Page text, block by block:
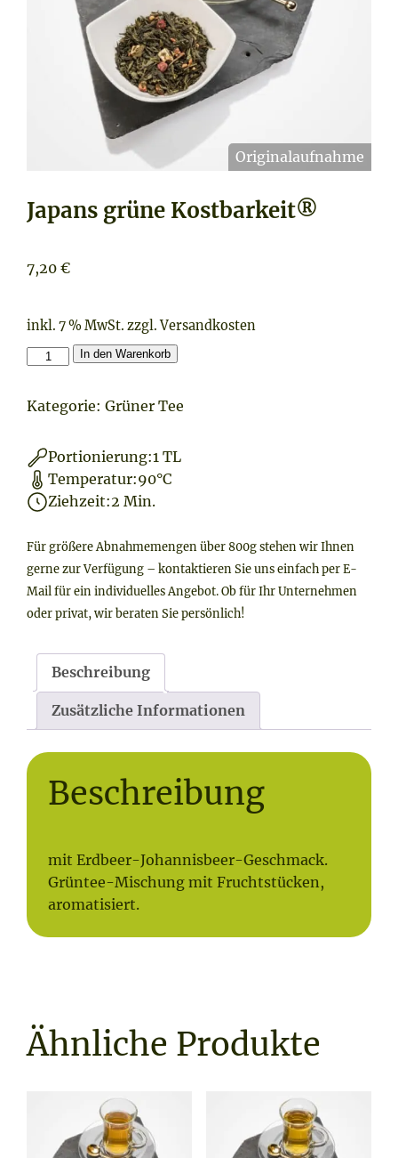
Japans grüne Kostbarkeit®
7,20 €
inkl. 7 % MwSt. zzgl.Versandkosten
Japans
Kostbarkeit®
In den Warenkorb
Kategorie: Grüner Tee
Portionierung:1 TL
Temperatur:90°C
Ziehzeit:2 Min.
Für größere Abnahmemengen über 800g stehen wir Ihnen
gerne zur Verfügung – kontaktieren Sie uns einfach per E-
Mail für ein individuelles Angebot. Ob für Ihr Unternehmen
oder privat, wir beraten Sie persönlich!
Beschreibung
Zusätzliche Informationen
Beschreibung
mit Erdbeer-Johannisbeer-Geschmack.
Grüntee-Mischung mit Fruchtstücken,
aromatisiert.
Ähnliche Produkte